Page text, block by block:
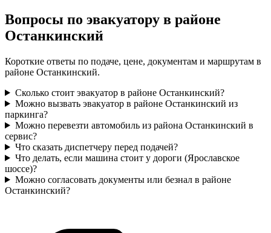
Вопросы по эвакуатору в районе
Останкинский
Короткие ответы по подаче, цене, документам и маршрутам в
районе Останкинский.
Сколько стоит эвакуатор в районе Останкинский?
Можно вызвать эвакуатор в районе Останкинский из
паркинга?
Можно перевезти автомобиль из района Останкинский в
сервис?
Что сказать диспетчеру перед подачей?
Что делать, если машина стоит у дороги (Ярославское
шоссе)?
Можно согласовать документы или безнал в районе
Останкинский?